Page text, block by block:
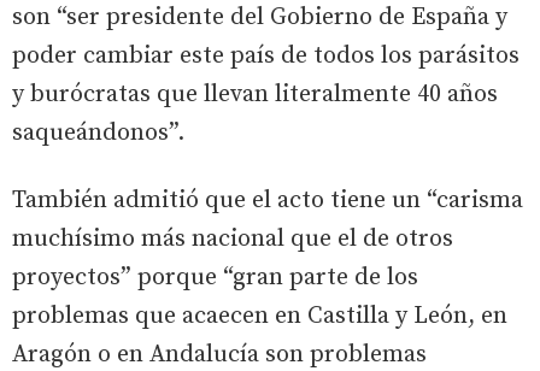
son “ser presidente del Gobierno de España y
poder cambiar este país de todos los parásitos
y burócratas que llevan literalmente 40 años
saqueándonos”.
También admitió que el acto tiene un “carisma
muchísimo más nacional que el de otros
proyectos” porque “gran parte de los
problemas que acaecen en Castilla y León, en
Aragón o en Andalucía son problemas